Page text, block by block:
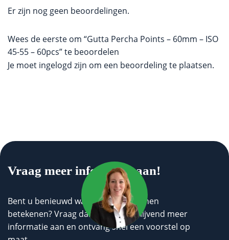
Er zijn nog geen beoordelingen.
Wees de eerste om “Gutta Percha Points – 60mm – ISO
45-55 – 60pcs” te beoordelen
Je moet ingelogd zijn om een beoordeling te plaatsen.
Vraag meer informatie aan!
Bent u benieuwd wat wij voor u kunnen
betekenen? Vraag dan geheel vrijblijvend meer
informatie aan en ontvang snel een voorstel op